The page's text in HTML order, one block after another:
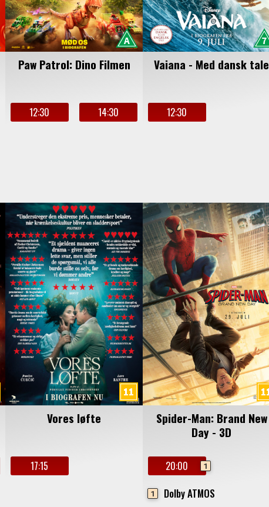
31
1 2 3 4
Paw Patrol: Dino Filmen
12:30 14:30
Vaiana - Med dansk tale
12:30
Vores løfte
17:15
Spider-Man: Brand New
Day - 3D
20:00 1
1 Dolby ATMOS